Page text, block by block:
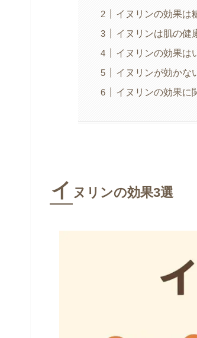
イヌリンの効果は
イヌリンは肌の健
イヌリンの効果は
イヌリンが効かな
イヌリンの効果に
イ ヌリンの効果3選